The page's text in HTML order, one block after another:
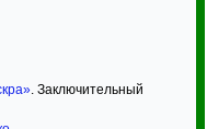
. Заключительный